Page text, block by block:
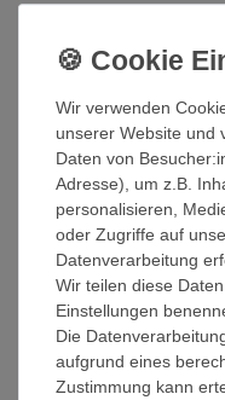
Gewicht:510g
AustriAlpin -
Die Produkte von
Stubaital
und Transportwege
Fußabdruck klein
Arbeitsplätzen in
die strengen
werden. Deshalb
VerticalExtreme
Wir verwenden
unserer Website und
Daten von
Adresse), um z.B.
personalisieren,
oder Zugriffe auf
Datenverarbeitung
Wir teilen diese
Einstellungen
Die
aufgrund eines
Zustimmung kann